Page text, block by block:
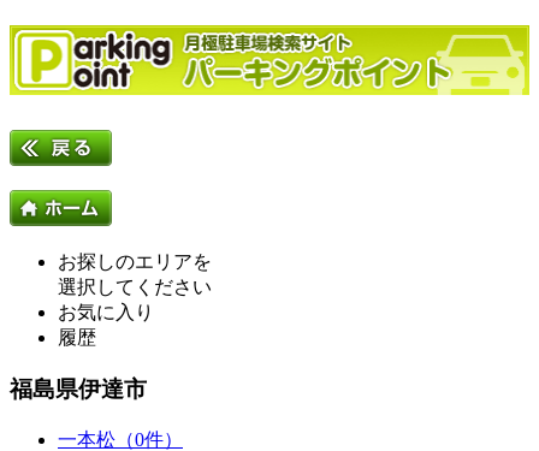
お探しのエリアを
選択してください
お気に入り
履歴
福島県伊達市
一本松（0件）